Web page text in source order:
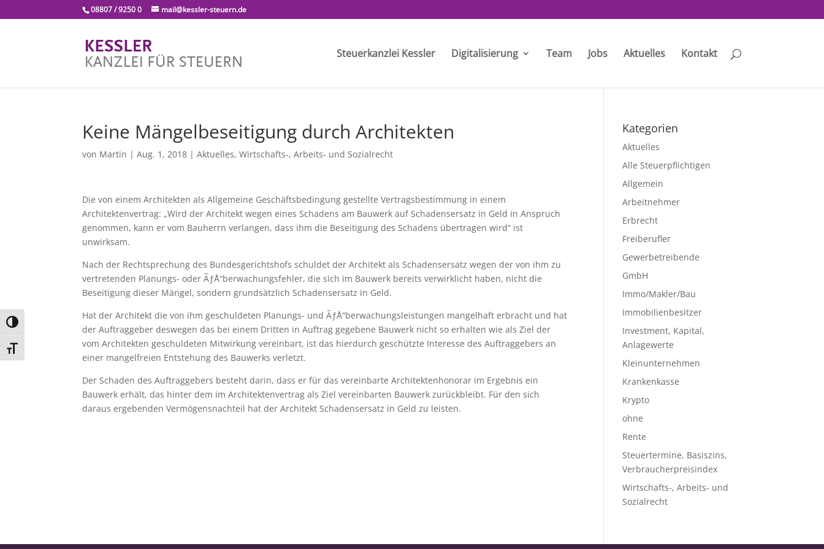
Umschalten auf hohe Kontraste
Schrift vergrößern
08807 / 9250 0 mail@kessler-steuern.de
Steuerkanzlei Kessler Digitalisierung Team Jobs Aktuelles Kontakt
Keine Mängelbeseitigung durch Architekten
von Martin |Aug. 1, 2018 |Aktuelles,Wirtschafts-, Arbeits- und Sozialrecht
Die von einem Architekten als Allgemeine Geschäftsbedingung gestellte Vertragsbestimmung in einem
Architektenvertrag: „Wird der Architekt wegen eines Schadens am Bauwerk auf Schadensersatz in Geld in Anspruch
genommen, kann er vom Bauherrn verlangen, dass ihm die Beseitigung des Schadens übertragen wird“ ist
unwirksam.
Nach der Rechtsprechung des Bundesgerichtshofs schuldet der Architekt als Schadensersatz wegen der von ihm zu
vertretenden Planungs- oder ÃƒÅ“berwachungsfehler, die sich im Bauwerk bereits verwirklicht haben, nicht die
Beseitigung dieser Mängel, sondern grundsätzlich Schadensersatz in Geld.
Hat der Architekt die von ihm geschuldeten Planungs- und ÃƒÅ“berwachungsleistungen mangelhaft erbracht und hat
der Auftraggeber deswegen das bei einem Dritten in Auftrag gegebene Bauwerk nicht so erhalten wie als Ziel der
vom Architekten geschuldeten Mitwirkung vereinbart, ist das hierdurch geschützte Interesse des Auftraggebers an
einer mangelfreien Entstehung des Bauwerks verletzt.
Der Schaden des Auftraggebers besteht darin, dass er für das vereinbarte Architektenhonorar im Ergebnis ein
Bauwerk erhält, das hinter dem im Architektenvertrag als Ziel vereinbarten Bauwerk zurückbleibt. Für den sich
daraus ergebenden Vermögensnachteil hat der Architekt Schadensersatz in Geld zu leisten.
Kategorien
Aktuelles
Alle Steuerpflichtigen
Allgemein
Arbeitnehmer
Erbrecht
Freiberufler
Gewerbetreibende
GmbH
Immo/Makler/Bau
Immobilienbesitzer
Investment, Kapital,
Anlagewerte
Kleinunternehmen
Krankenkasse
Krypto
ohne
Rente
Steuertermine, Basiszins,
Verbraucherpreisindex
Wirtschafts-, Arbeits- und
Sozialrecht